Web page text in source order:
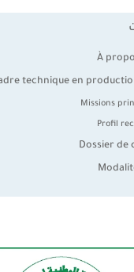
À
technique en
Missions
Profil
Dossier de